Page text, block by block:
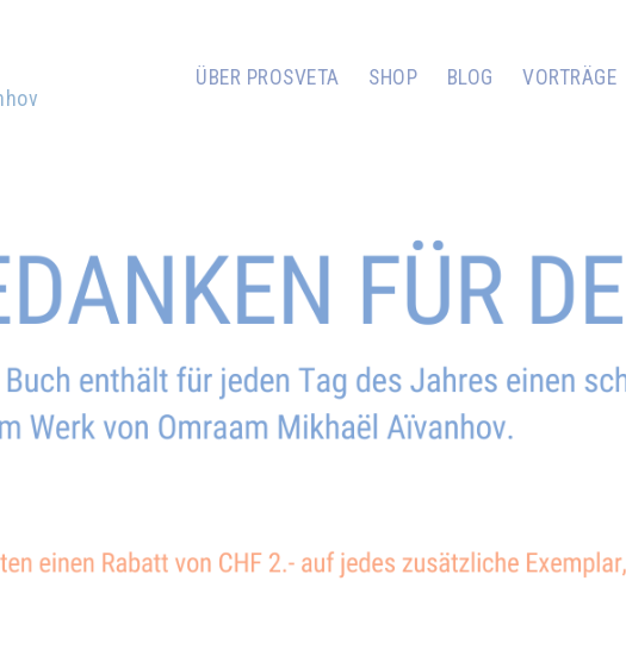
ÜBER PROSVETA SHOP BLOG VORTRÄGE